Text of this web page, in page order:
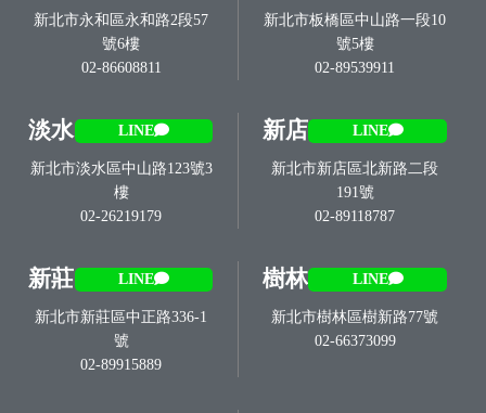
新北市永和區永和路2段57
號6樓
02-86608811
新北市板橋區中山路一段10
號5樓
02-89539911
淡水 LINE
新北市淡水區中山路123號3
樓
02-26219179
新店 LINE
新北市新店區北新路二段
191號
02-89118787
新莊 LINE
新北市新莊區中正路336-1
號
02-89915889
樹林 LINE
新北市樹林區樹新路77號
02-66373099